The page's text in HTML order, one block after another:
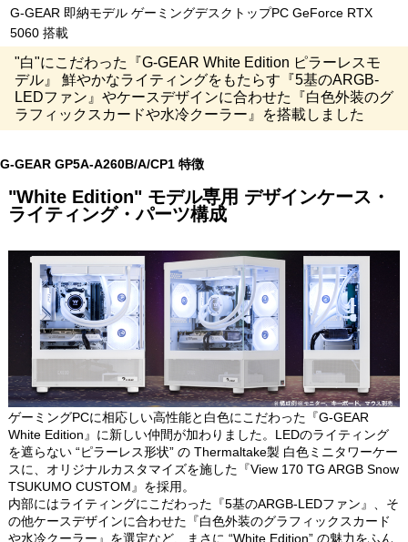
G-GEAR 即納モデル ゲーミングデスクトップPC GeForce RTX
5060 搭載
"白"にこだわった『G-GEAR White Edition ピラーレスモ
デル』 鮮やかなライティングをもたらす『5基のARGB-
LEDファン』やケースデザインに合わせた『白色外装のグ
ラフィックスカードや水冷クーラー』を搭載しました
G-GEAR GP5A-A260B/A/CP1 特徴
"White Edition" モデル専用 デザインケース・
ライティング・パーツ構成
ゲーミングPCに相応しい高性能と白色にこだわった『G-GEAR
White Edition』に新しい仲間が加わりました。LEDのライティング
を遮らない “ピラーレス形状” の Thermaltake製 白色ミニタワーケー
スに、オリジナルカスタマイズを施した『View 170 TG ARGB Snow
TSUKUMO CUSTOM』を採用。
内部にはライティングにこだわった『5基のARGB-LEDファン』、そ
の他ケースデザインに合わせた『白色外装のグラフィックスカード
や水冷クーラー』を選定など、まさに “White Edition” の魅力をふん